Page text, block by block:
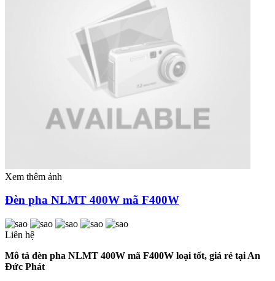
Xem thêm ảnh
Đèn pha NLMT 400W mã F400W
Liên hệ
Mô tả đèn pha NLMT 400W mã F400W loại tốt, giá rẻ tại An
Đức Phát